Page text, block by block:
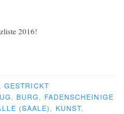
2016!
GESTRICKT
, BURG, FADENSCHEINIGE
(SAALE), KUNST,